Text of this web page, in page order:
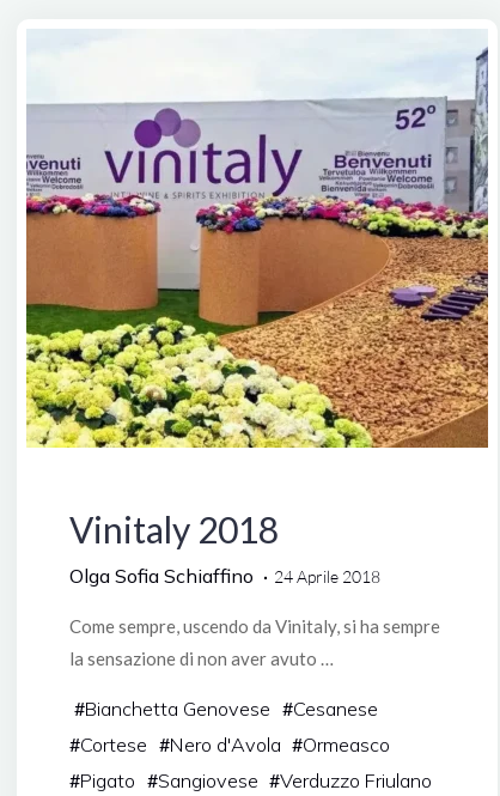
Vinitaly 2018
Olga Sofia Schiaffino 24 Aprile 2018
Come sempre, uscendo da Vinitaly, si ha sempre
la sensazione di non aver avuto …
#Bianchetta Genovese #Cesanese
#Cortese #Nero d'Avola #Ormeasco
#Pigato #Sangiovese #Verduzzo Friulano